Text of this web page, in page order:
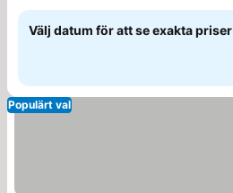
Välj datum för att se exakta priser
Populärt val